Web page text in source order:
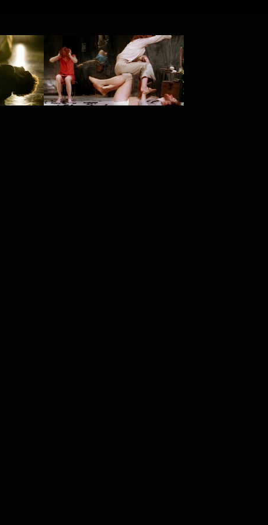
PROJECT /
IT 3.0